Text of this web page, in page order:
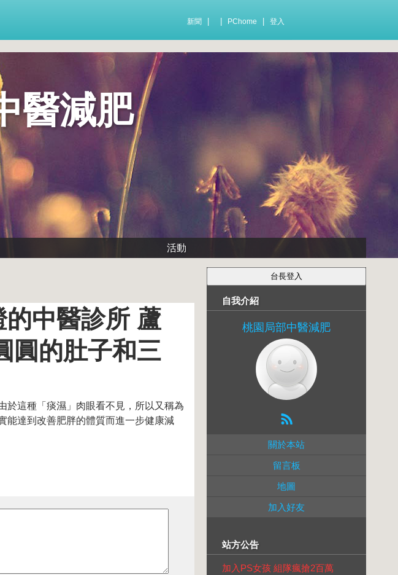
新聞 PChome 登入
醫減肥
活動
中醫診所 蘆
圓的肚子和三
於這種「痰濕」肉眼看不見，所以又稱為
能達到改善肥胖的體質而進一步健康減
自我介紹
桃園局部中醫減肥
關於本站
留言板
地圖
加入好友
站方公告
加入PS女孩 組隊瘋搶2百萬